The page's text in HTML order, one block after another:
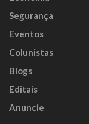
Segurança
Eventos
Colunistas
Blogs
Editais
Anuncie